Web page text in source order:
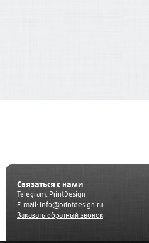
Связаться с нами
Telegram: PrintDesign
E-mail: info@printdesign.ru
Заказать обратный звонок